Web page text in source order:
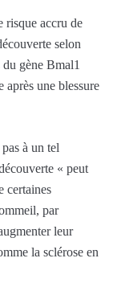
risque accru de
selon
du gène Bmal1
une blessure
à un tel
« peut
certaines
par
leur
la sclérose en